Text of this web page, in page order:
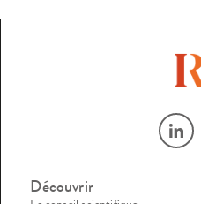
Découvrir